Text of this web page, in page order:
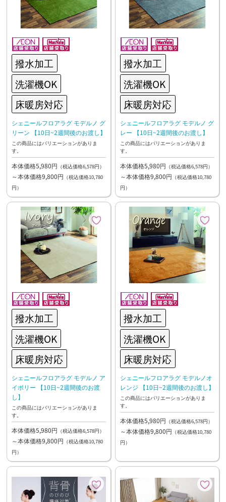
シェニールフロアラグ モデルノ グ
リーン 【10日~2週間後のお渡し】
撥水加工
洗濯機OK
床暖房対応
この商品にはバリエーションがありま
す。
本体価格5,980円 （税込価格6,578円）
～本体価格9,800円 （税込価格10,780
円）
シェニールフロアラグ モデルノ グ
レー 【10日~2週間後のお渡し】
撥水加工
洗濯機OK
床暖房対応
この商品にはバリエーションがありま
す。
本体価格5,980円 （税込価格6,578円）
～本体価格9,800円 （税込価格10,780
円）
シェニールフロアラグ モデルノ ア
イボリー 【10日~2週間後のお渡
し】
撥水加工
洗濯機OK
床暖房対応
この商品にはバリエーションがありま
す。
本体価格5,980円 （税込価格6,578円）
～本体価格9,800円 （税込価格10,780
円）
シェニールフロアラグ モデルノオ
レンジ 【10日~2週間後のお渡し】
撥水加工
洗濯機OK
床暖房対応
この商品にはバリエーションがありま
す。
本体価格5,980円 （税込価格6,578円）
～本体価格9,800円 （税込価格10,780
円）